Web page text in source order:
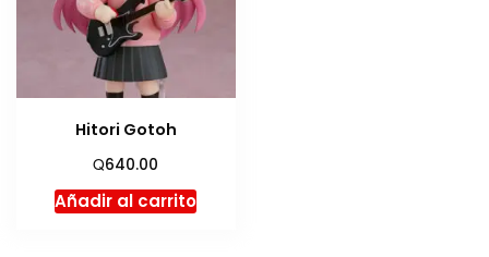
Hitori Gotoh
Q640.00
Añadir al carrito